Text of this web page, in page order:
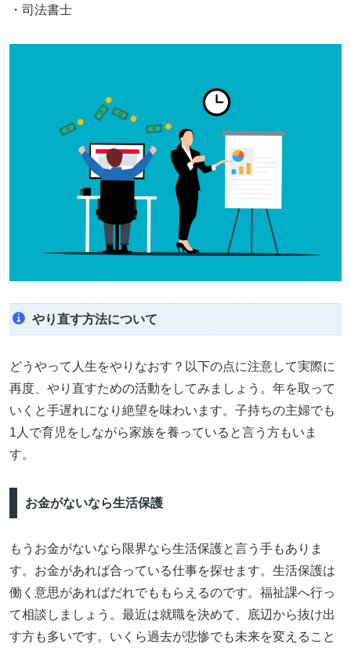
・司法書士
やり直す方法について
どうやって人生をやりなおす？以下の点に注意して実際に
再度、やり直すための活動をしてみましょう。年を取って
いくと手遅れになり絶望を味わいます。子持ちの主婦でも
1人で育児をしながら家族を養っていると言う方もいま
す。
お金がないなら生活保護
もうお金がないなら限界なら生活保護と言う手もありま
す。お金があれば合っている仕事を探せます。生活保護は
働く意思があればだれでももらえるのです。福祉課へ行っ
て相談しましょう。最近は就職を決めて、底辺から抜け出
す方も多いです。いくら過去が悲惨でも未来を変えること